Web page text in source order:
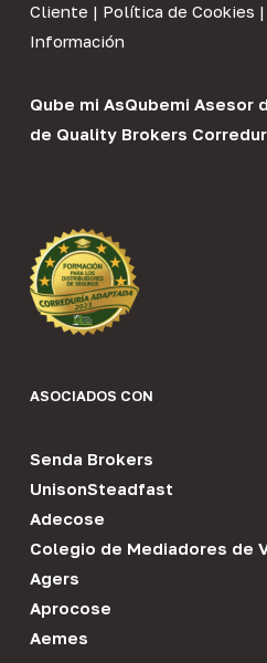
Cliente | Política de Cookies |
Información
Qube mi AsQubemi Asesor
de Quality Brokers
ASOCIADOS CON
Senda Brokers
UnisonSteadfast
Adecose
Colegio de Mediadores de
Agers
Aprocose
Aemes